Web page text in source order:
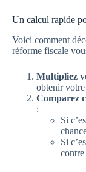
Un calcul rapide
Voici comment
réforme fiscale
Multipliez
obtenir
Comparez
:
Si
Si